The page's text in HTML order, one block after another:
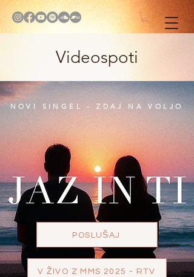
Videospoti
NOVI SINGEL - ZDAJ NA VOLJO
POSLUŠAJ
V ŽIVO Z MMS 2025 - RTV